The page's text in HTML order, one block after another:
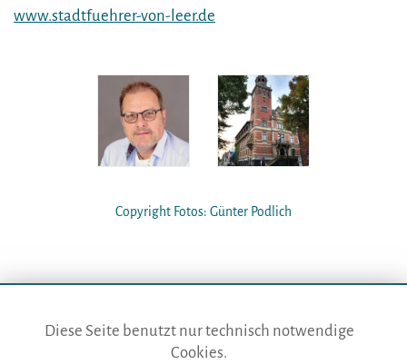
www.stadtfuehrer-von-leer.de
Copyright Fotos: Günter Podlich
Diese Seite benutzt nur technisch notwendige
Cookies.